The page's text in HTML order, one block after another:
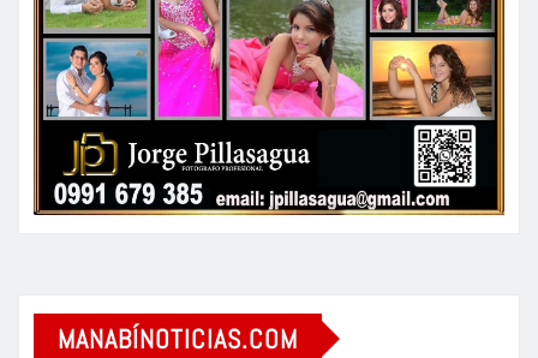
MANABÍNOTICIAS.COM